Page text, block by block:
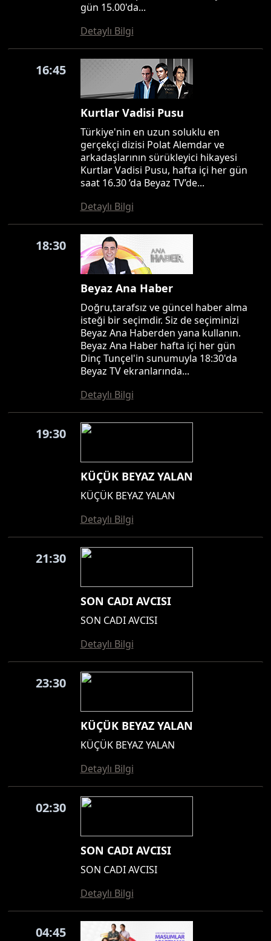
gün 15.00'da...
Detaylı Bilgi
16:45
Kurtlar Vadisi Pusu
Türkiye'nin en uzun soluklu en
gerçekçi dizisi Polat Alemdar ve
arkadaşlarının sürükleyici hikayesi
Kurtlar Vadisi Pusu, hafta içi her gün
saat 16.30 ’da Beyaz TV’de...
Detaylı Bilgi
18:30
Beyaz Ana Haber
Doğru,tarafsız ve güncel haber alma
isteği bir seçimdir. Siz de seçiminizi
Beyaz Ana Haberden yana kullanın.
Beyaz Ana Haber hafta içi her gün
Dinç Tunçel'in sunumuyla 18:30'da
Beyaz TV ekranlarında...
Detaylı Bilgi
19:30
KÜÇÜK BEYAZ YALAN
KÜÇÜK BEYAZ YALAN
Detaylı Bilgi
21:30
SON CADI AVCISI
SON CADI AVCISI
Detaylı Bilgi
23:30
KÜÇÜK BEYAZ YALAN
KÜÇÜK BEYAZ YALAN
Detaylı Bilgi
02:30
SON CADI AVCISI
SON CADI AVCISI
Detaylı Bilgi
04:45